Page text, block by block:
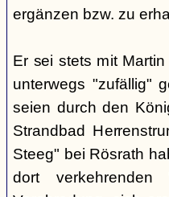
ergänzen bzw. zu
Er sei stets mit
unterwegs "zufällig"
seien durch den
Strandbad
Steeg" bei Rösrath
dort